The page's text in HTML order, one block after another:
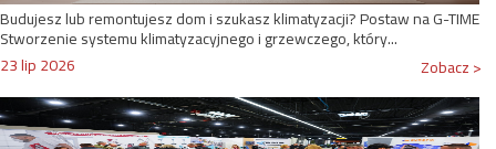
Budujesz lub remontujesz dom i szukasz klimatyzacji? Postaw na G-TIME
Stworzenie systemu klimatyzacyjnego i grzewczego, który...
23 lip 2026
Zobacz >